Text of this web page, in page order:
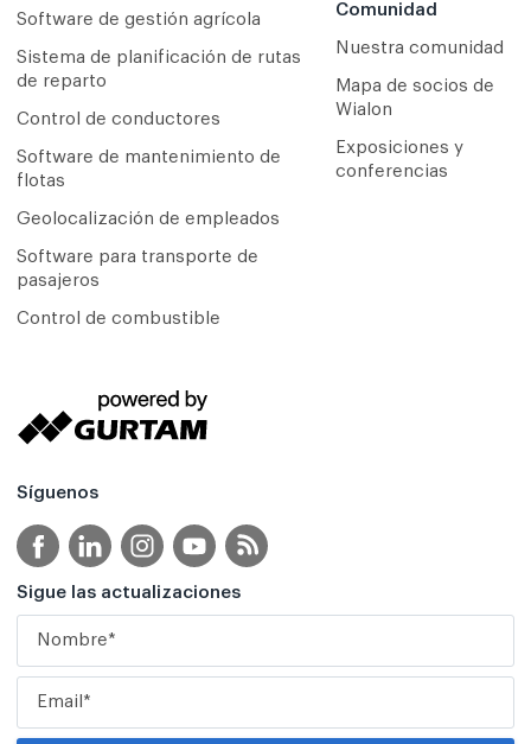
Software de gestión agrícola
Sistema de planificación de rutas
de reparto
Сontrol de conductores
Software de mantenimiento de
flotas
Geolocalización de empleados
Software para transporte de
pasajeros
Control de combustible
Comunidad
Nuestra comunidad
Mapa de socios de
Wialon
Exposiciones y
conferencias
Síguenos
Sigue las actualizaciones